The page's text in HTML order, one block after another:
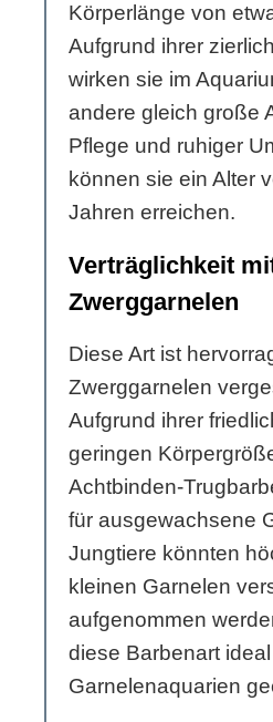
Körperlänge von
Aufgrund ihrer
wirken sie im
andere gleich große
Pflege und ruhiger
können sie ein Alter
Jahren erreichen.
Verträglichkeit
Zwerggarnelen
Diese Art ist
Zwerggarnelen
Aufgrund ihrer
geringen
Achtbinden-
für ausgewachsene
Jungtiere könnten
kleinen Garnelen
aufgenommen
diese Barbenart
Garnelenaquarien